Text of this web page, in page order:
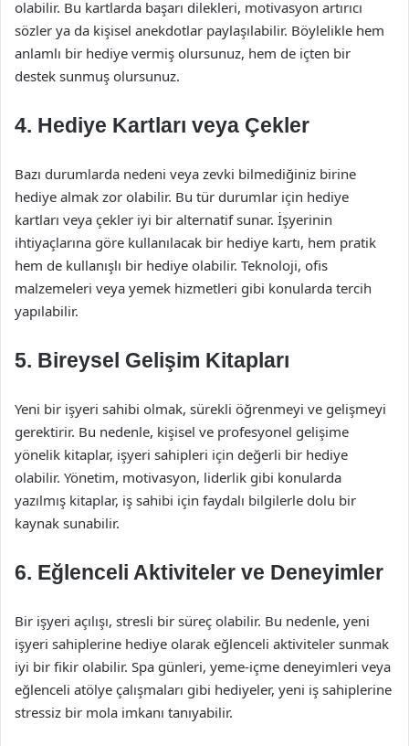
olabilir. Bu kartlarda başarı dilekleri, motivasyon artırıcı
sözler ya da kişisel anekdotlar paylaşılabilir. Böylelikle hem
anlamlı bir hediye vermiş olursunuz, hem de içten bir
destek sunmuş olursunuz.
4. Hediye Kartları veya Çekler
Bazı durumlarda nedeni veya zevki bilmediğiniz birine
hediye almak zor olabilir. Bu tür durumlar için hediye
kartları veya çekler iyi bir alternatif sunar. İşyerinin
ihtiyaçlarına göre kullanılacak bir hediye kartı, hem pratik
hem de kullanışlı bir hediye olabilir. Teknoloji, ofis
malzemeleri veya yemek hizmetleri gibi konularda tercih
yapılabilir.
5. Bireysel Gelişim Kitapları
Yeni bir işyeri sahibi olmak, sürekli öğrenmeyi ve gelişmeyi
gerektirir. Bu nedenle, kişisel ve profesyonel gelişime
yönelik kitaplar, işyeri sahipleri için değerli bir hediye
olabilir. Yönetim, motivasyon, liderlik gibi konularda
yazılmış kitaplar, iş sahibi için faydalı bilgilerle dolu bir
kaynak sunabilir.
6. Eğlenceli Aktiviteler ve Deneyimler
Bir işyeri açılışı, stresli bir süreç olabilir. Bu nedenle, yeni
işyeri sahiplerine hediye olarak eğlenceli aktiviteler sunmak
iyi bir fikir olabilir. Spa günleri, yeme-içme deneyimleri veya
eğlenceli atölye çalışmaları gibi hediyeler, yeni iş sahiplerine
stressiz bir mola imkanı tanıyabilir.